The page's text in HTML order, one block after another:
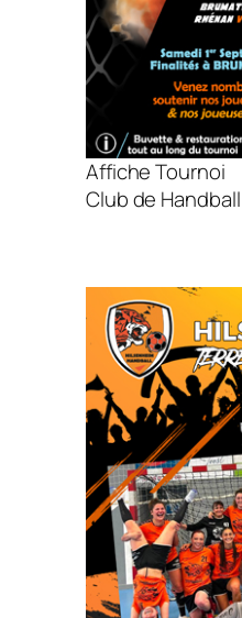
Affiche Tournoi
Club de